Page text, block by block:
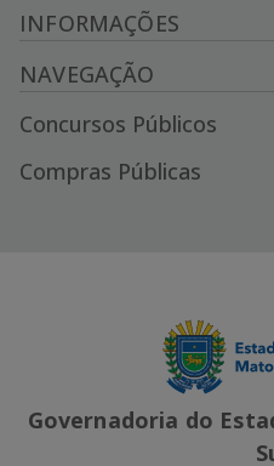
INFORMAÇÕES
NAVEGAÇÃO
Concursos Públicos
Compras Públicas
Governadoria do